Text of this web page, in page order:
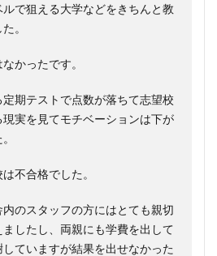
ルで狙える大学などをきちんと教
。
かったです。
期テストで点数が落ちて志望校
現実を見てモチベーションは下が
不合格でした。
内のスタッフの方にはとても親切
したし、両親にも学費を出して
していますが結果を出せなかった